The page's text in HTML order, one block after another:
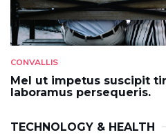
CONVALLIS
Mel ut impetus suscipit
laboramus persequeris.
TECHNOLOGY & HEALTH